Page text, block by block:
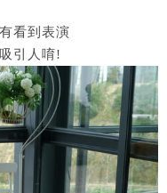
看到表演
引人唷!